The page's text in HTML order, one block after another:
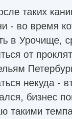
таких
- во время
в Урочище,
от
некуда -
бизнес
такими